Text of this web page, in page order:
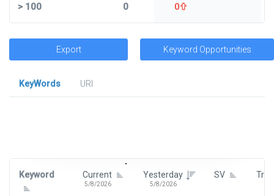
>100 0 0
Export Keyword Opportunities
KeyWords
URl
Keyword Current
5/8/2026
Yesterday
5/8/2026
SV